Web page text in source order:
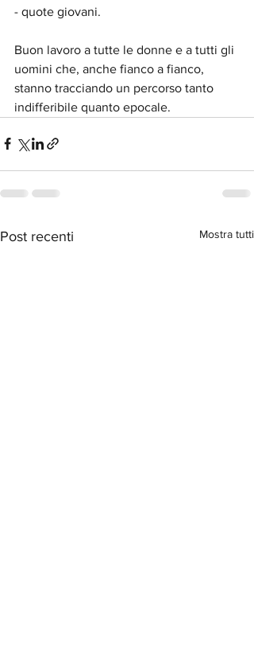
- quote giovani.
Buon lavoro a tutte le donne e a tutti gli
uomini che, anche fianco a fianco,
stanno tracciando un percorso tanto
indifferibile quanto epocale.
Post recenti Mostra tutti